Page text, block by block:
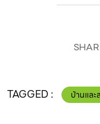
TAGGED : บ้านแล